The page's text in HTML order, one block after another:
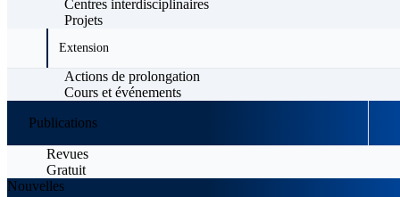
Centres interdisciplinaires
Projets
Extension
Actions de prolongation
Cours et événements
Publications
Revues
Gratuit
Nouvelles